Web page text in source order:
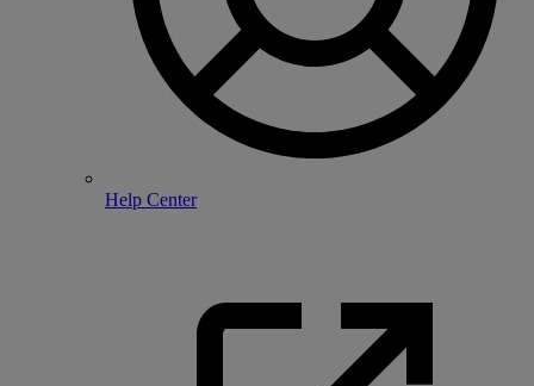
Help Center